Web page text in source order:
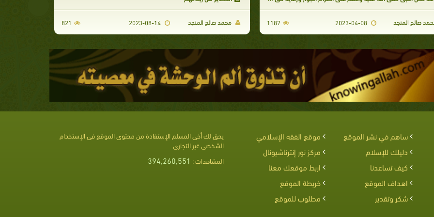
صالح المنجد 2023-04-08
1187 محمد صالح المنجد 821
ساهم في نشر الموقع
موقع الفقه الإسلامي
دليلك للإسلام
مركز نور إنترناشيونال
كيف تساعدنا
اربط موقعك معنا
اهداف الموقع
خريطة الموقع
شكر وتقدير
مطلوب للموقع
يحق لك أخى المسلم الإستفادة من محتوى الموقع فى الإستخدام
الشخصى غير التجارى
المشاهدات : 394,260,551